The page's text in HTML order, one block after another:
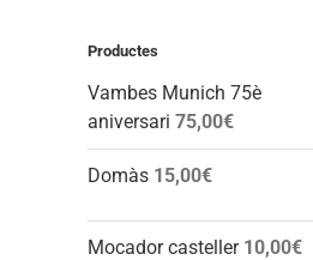
Productes
Vambes Munich 75è
aniversari 75,00€
Domàs 15,00€
Mocador casteller 10,00€